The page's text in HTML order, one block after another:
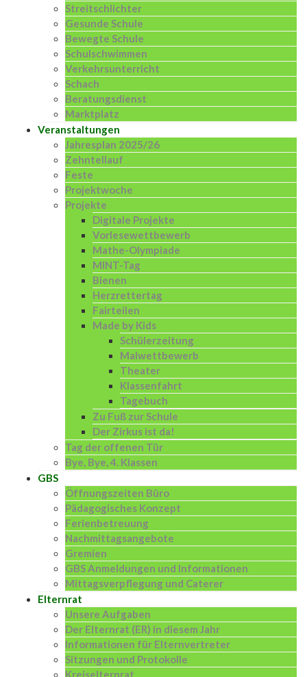
Streitschlichter
Gesunde Schule
Bewegte Schule
Schulschwimmen
Verkehrsunterricht
Schach
Beratungsdienst
Marktplatz
Veranstaltungen
Jahresplan 2025/26
Zehntellauf
Feste
Projektwoche
Projekte
Digitale Projekte
Vorlesewettbewerb
Mathe-Olympiade
MINT-Tag
Bienen
Herzrettertag
Fairteilen
Made by Kids
Schülerzeitung
Malwettbewerb
Theater
Klassenfahrt
Tagebuch
Zu Fuß zur Schule
Der Zirkus ist da!
Tag der offenen Tür
Bye, Bye, 4. Klassen
GBS
Öffnungszeiten Büro
Pädagogisches Konzept
Ferienbetreuung
Nachmittagsangebote
Gremien
GBS Anmeldungen und Informationen
Mittagsverpflegung und Caterer
Elternrat
Unsere Aufgaben
Der Elternrat (ER) in diesem Jahr
Informationen für Elternvertreter
Sitzungen und Protokolle
Kreiselternrat